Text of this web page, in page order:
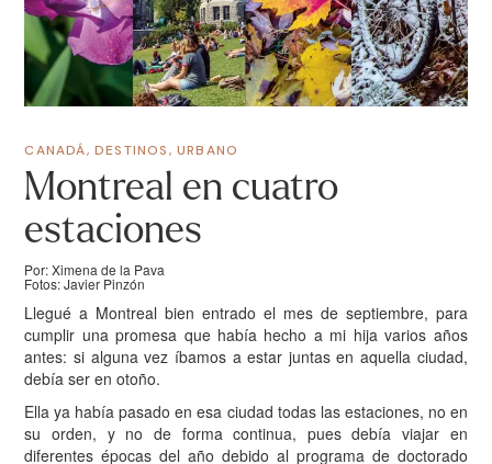
CANADÁ,DESTINOS,URBANO
Montreal en cuatro
estaciones
Por: Ximena de la Pava
Fotos: Javier Pinzón
Llegué a Montreal bien entrado el mes de septiembre, para
cumplir una promesa que había hecho a mi hija varios años
antes: si alguna vez íbamos a estar juntas en aquella ciudad,
debía ser en otoño.
Ella ya había pasado en esa ciudad todas las estaciones, no en
su orden, y no de forma continua, pues debía viajar en
diferentes épocas del año debido al programa de doctorado